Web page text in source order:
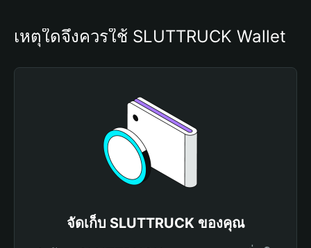
เหตุใดจึงควรใช้ SLUTTRUCK Wallet
จัดเก็บ SLUTTRUCK ของคุณ